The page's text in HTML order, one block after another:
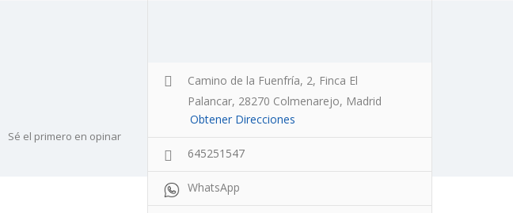
Sé el primero en opinar
Camino de la Fuenfría, 2, Finca El
Palancar, 28270 Colmenarejo, Madrid
Obtener Direcciones
645251547
WhatsApp